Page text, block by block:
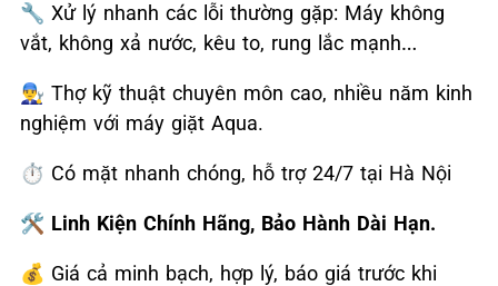
🔧 Xử lý nhanh các lỗi thường gặp: Máy không
vắt, không xả nước, kêu to, rung lắc mạnh…
👨‍🔧 Thợ kỹ thuật chuyên môn cao, nhiều năm kinh
nghiệm với máy giặt Aqua.
⏱ Có mặt nhanh chóng, hỗ trợ 24/7 tại Hà Nội
🛠 Linh Kiện Chính Hãng, Bảo Hành Dài Hạn.
💰 Giá cả minh bạch, hợp lý, báo giá trước khi